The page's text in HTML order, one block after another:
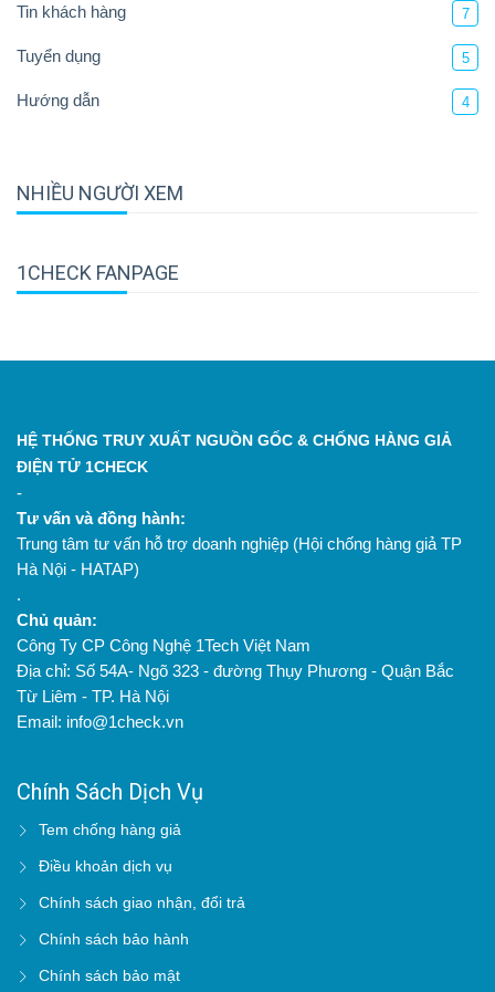
Tin khách hàng 7
Tuyển dụng 5
Hướng dẫn 4
NHIỀU NGƯỜI XEM
1CHECK FANPAGE
HỆ THỐNG TRUY XUẤT NGUỒN GỐC & CHỐNG HÀNG GIẢ
ĐIỆN TỬ 1CHECK
-
Tư vấn và đồng hành:
Trung tâm tư vấn hỗ trợ doanh nghiệp (Hội chống hàng giả TP
Hà Nội - HATAP)
.
Chủ quản:
Công Ty CP Công Nghệ 1Tech Việt Nam
Địa chỉ: Số 54A- Ngõ 323 - đường Thụy Phương - Quận Bắc
Từ Liêm - TP. Hà Nội
Email: info@1check.vn
Chính Sách Dịch Vụ
Tem chống hàng giả
Điều khoản dịch vụ
Chính sách giao nhận, đổi trả
Chính sách bảo hành
Chính sách bảo mật